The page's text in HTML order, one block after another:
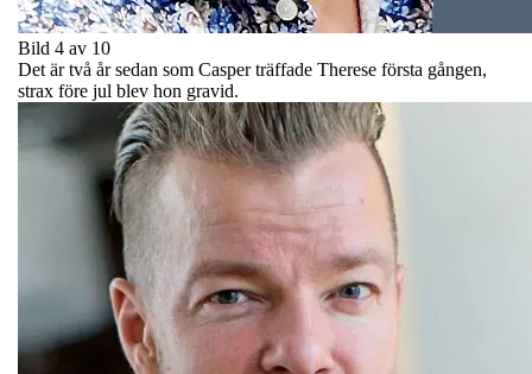
Bild 4 av 10
Det är två år sedan som Casper träffade Therese första gången,
strax före jul blev hon gravid.